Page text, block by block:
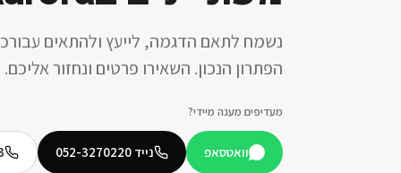
נשמח לתאם הדגמה, לייעץ ולהתאים
הפתרון הנכון. השאירו פרטים ונחזור אליכם.
מעדיפים מענה מיידי?
וואטסאפ נייד 052-3270220